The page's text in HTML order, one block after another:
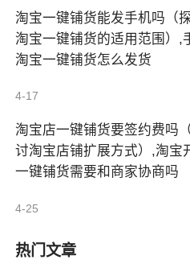
淘宝一键铺货能发手机吗（
淘宝一键铺货的适用范围）,
淘宝一键铺货怎么发货
4-17
淘宝店一键铺货要签约费吗
讨淘宝店铺扩展方式）,淘宝
一键铺货需要和商家协商吗
4-25
热门文章